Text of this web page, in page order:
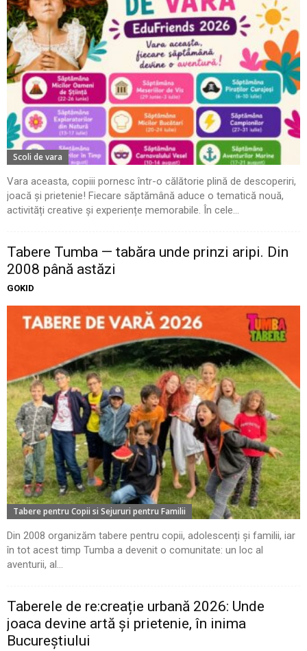
Scoli de vara
Vara aceasta, copiii pornesc într-o călătorie plină de descoperiri,
joacă și prietenie! Fiecare săptămână aduce o tematică nouă,
activități creative și experiențe memorabile. În cele...
Tabere Tumba — tabăra unde prinzi aripi. Din
2008 până astăzi
GOKID
Tabere pentru Copii si Sejururi pentru Familii
Din 2008 organizăm tabere pentru copii, adolescenți și familii, iar
în tot acest timp Tumba a devenit o comunitate: un loc al
aventurii, al...
Taberele de re:creație urbană 2026: Unde
joaca devine artă și prietenie, în inima
Bucureștiului